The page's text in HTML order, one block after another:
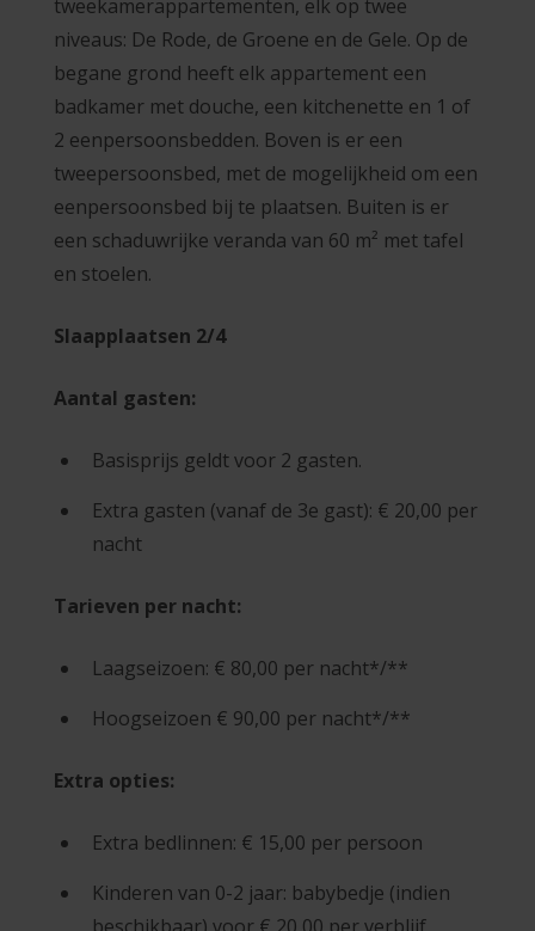
tweekamerappartementen, elk op twee
niveaus: De Rode, de Groene en de Gele. Op de
begane grond heeft elk appartement een
badkamer met douche, een kitchenette en 1 of
2 eenpersoonsbedden. Boven is er een
tweepersoonsbed, met de mogelijkheid om een
eenpersoonsbed bij te plaatsen. Buiten is er
een schaduwrijke veranda van 60 m² met tafel
en stoelen.
Slaapplaatsen 2/4
Aantal gasten:
Basisprijs geldt voor 2 gasten.
Extra gasten (vanaf de 3e gast): € 20,00 per
nacht
Tarieven per nacht:
Laagseizoen: € 80,00 per nacht*/**
Hoogseizoen € 90,00 per nacht*/**
Extra opties:
Extra bedlinnen: € 15,00 per persoon
Kinderen van 0-2 jaar: babybedje (indien